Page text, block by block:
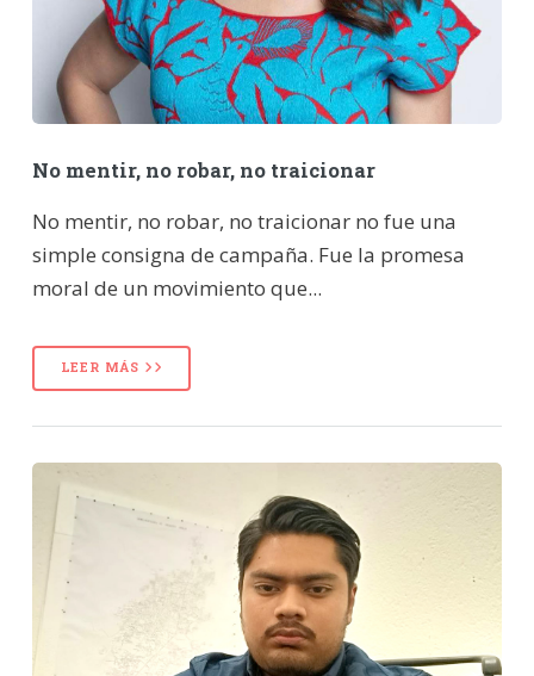
No mentir, no robar, no traicionar
No mentir, no robar, no traicionar no fue una
simple consigna de campaña. Fue la promesa
moral de un movimiento que...
LEER MÁS